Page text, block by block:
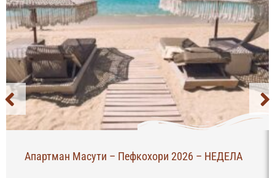
Апартман Масути – Пефкохори 2026 – НЕДЕЛА